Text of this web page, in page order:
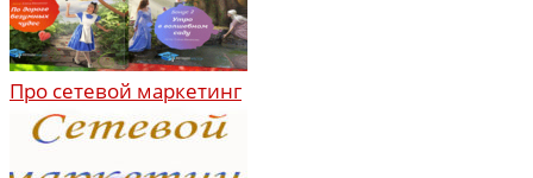
Про сетевой маркетинг